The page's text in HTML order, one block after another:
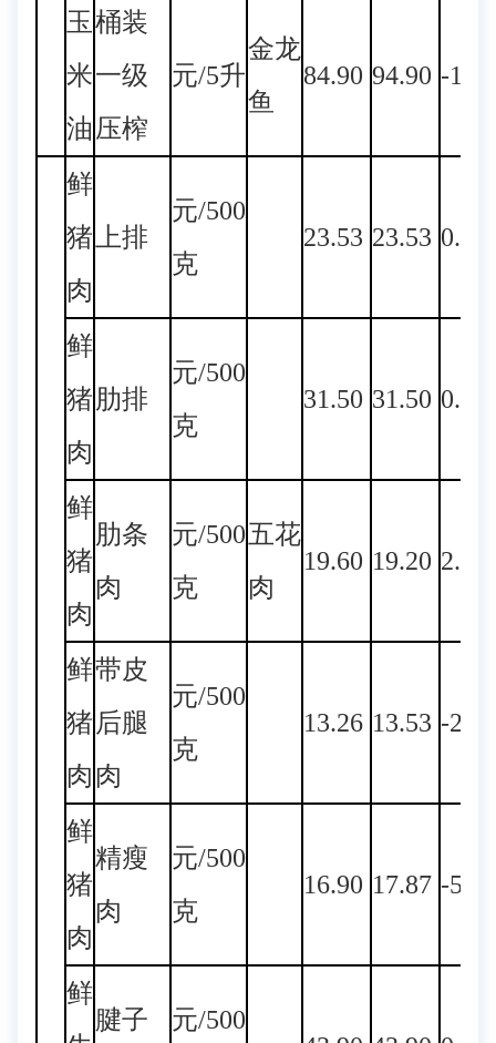
玉
米
油
桶装
一级
压榨
元/5升
金龙
鱼
84.90 94.90 -
鲜
猪
肉
上排
元/500
克
23.53 23.53 0.00
鲜
猪
肉
肋排
元/500
克
31.50 31.50 0.00
鲜
猪
肉
肋条
肉
元/500
克
五花
肉
19.60 19.20 2.08
鲜
猪
肉
带皮
后腿
肉
元/500
克
13.26 13.53 -
鲜
猪
肉
精瘦
肉
元/500
克
16.90 17.87 -
鲜
腱子
元/500